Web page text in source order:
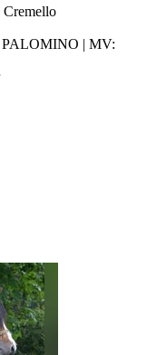
Cremello
| MV: